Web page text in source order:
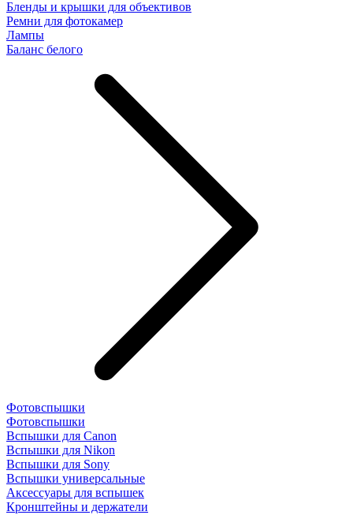
Бленды и крышки для объективов
Ремни для фотокамер
Лампы
Баланс белого
Фотовспышки
Фотовспышки
Вспышки для Canon
Вспышки для Nikon
Вспышки для Sony
Вспышки универсальные
Аксесcуары для вспышек
Кронштейны и держатели